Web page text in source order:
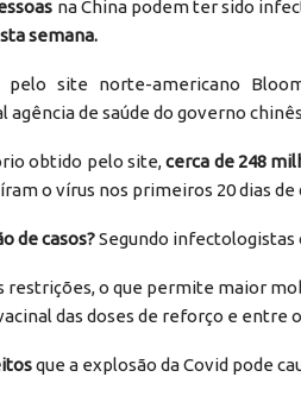
na China podem ter sido
semana.
site norte-americano
de saúde do governo
obtido pelo site,cerca de 248
o vírus nos primeiros 20 dias de
de casos?Segundo infectologistas
restrições, o que permite maior
das doses de reforço e entre
que a explosão da Covid pode